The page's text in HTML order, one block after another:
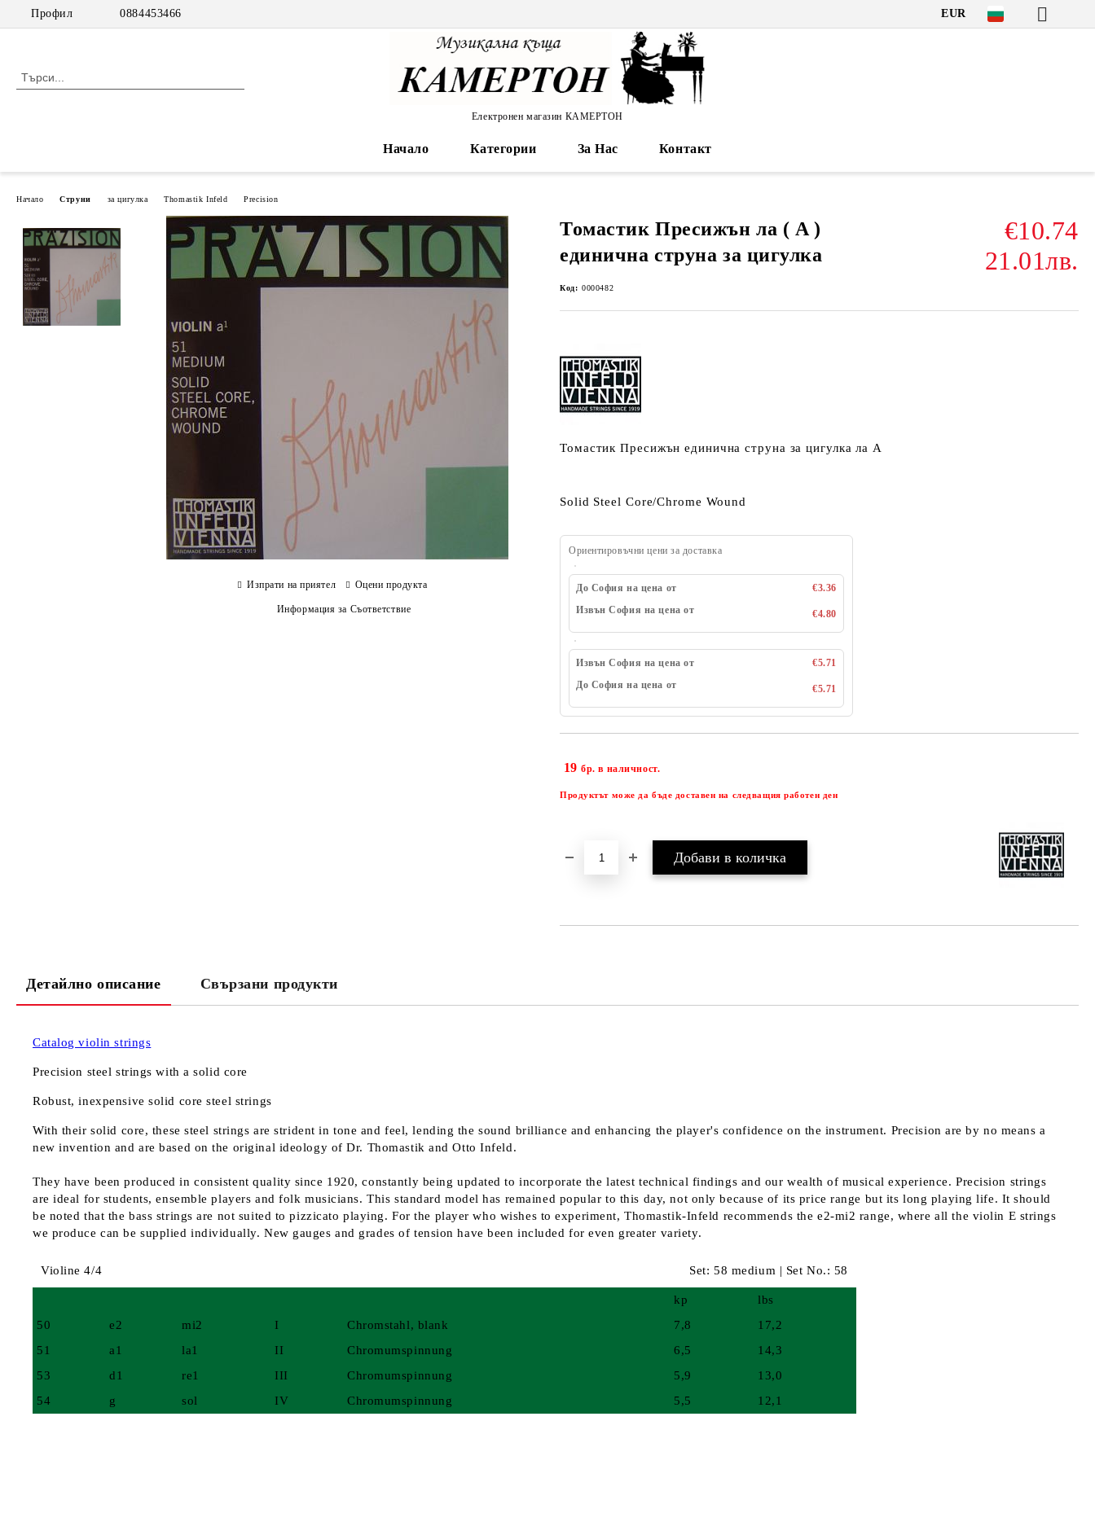
Профил 0884453466 EUR
Електронен магазин КАМЕРТОН
Начало Категории За Нас Контакт
Начало Струни за цигулка Thomastik Infeld Precision
Томастик Пресижън ла ( A )
единична струна за цигулка
€10.74
21.01лв.
Код: 0000482
Томастик Пресижън единична струна за цигулка ла A
Solid Steel Core/Chrome Wound
Ориентировъчни цени за доставка
До София на цена от
€3.36
Извън София на цена от
€4.80
Извън София на цена от
€5.71
До София на цена от
€5.71
19 бр. в наличност.
Продуктът може да бъде доставен на следващия работен ден
Изпрати на приятел Оцени продукта
Информация за Съответствие
Детайлно описание Свързани продукти
Catalog violin strings
Precision steel strings with a solid core
Robust, inexpensive solid core steel strings
With their solid core, these steel strings are strident in tone and feel, lending the sound brilliance and enhancing the player's confidence on the instrument. Precision are by no means a
new invention and are based on the original ideology of Dr. Thomastik and Otto Infeld.
They have been produced in consistent quality since 1920, constantly being updated to incorporate the latest technical findings and our wealth of musical experience. Precision strings
are ideal for students, ensemble players and folk musicians. This standard model has remained popular to this day, not only because of its price range but its long playing life. It should
be noted that the bass strings are not suited to pizzicato playing. For the player who wishes to experiment, Thomastik-Infeld recommends the e2-mi2 range, where all the violin E strings
we produce can be supplied individually. New gauges and grades of tension have been included for even greater variety.
Violine 4/4 Set: 58 medium | Set No.: 58
kp
lbs
50
e2 mi2 I Chromstahl, blank 7,8
17,2
51
a1 la1 II Chromumspinnung 6,5
14,3
53
d1 re1 III Chromumspinnung 5,9
13,0
54
g sol IV Chromumspinnung 5,5 12,1